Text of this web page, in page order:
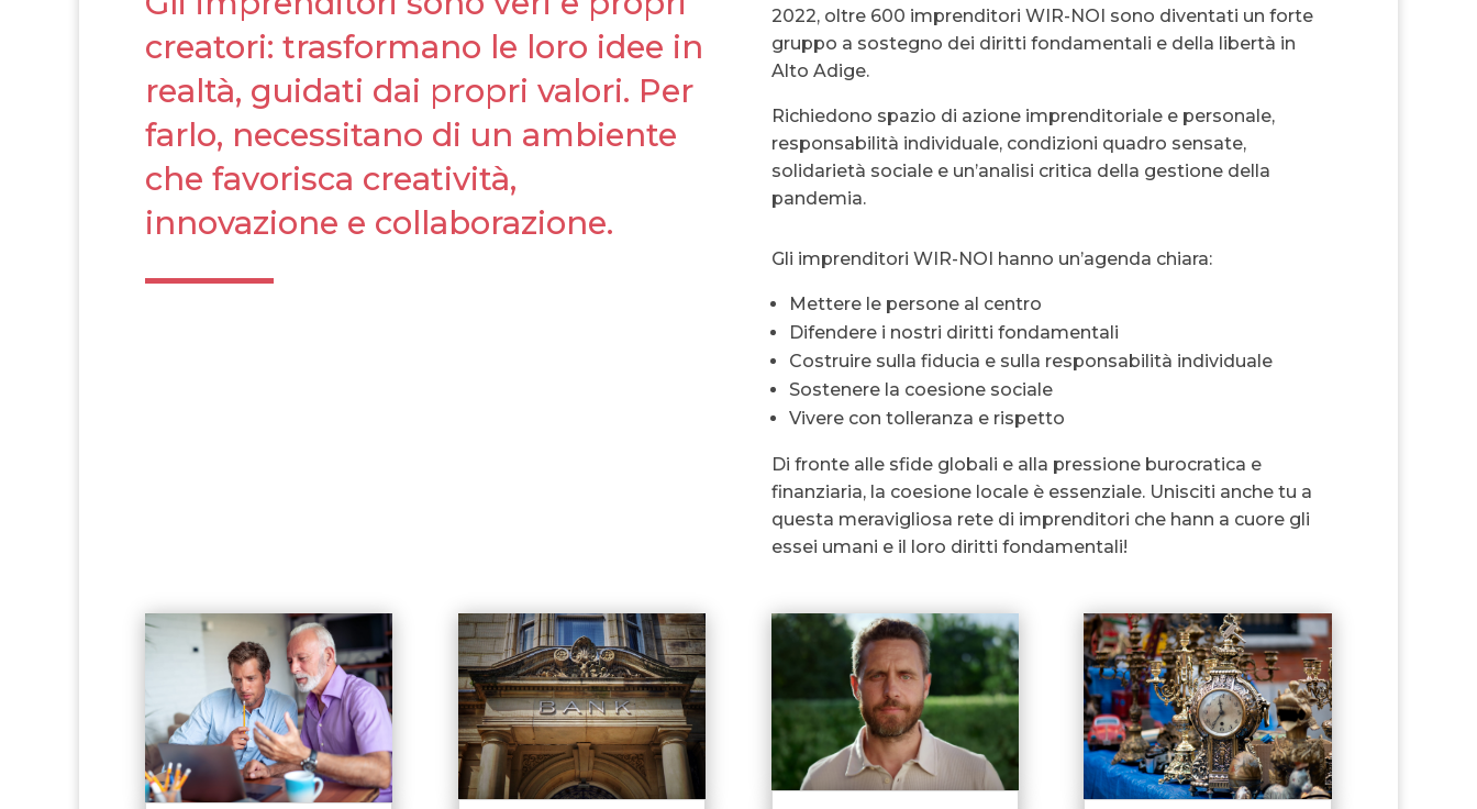
creatori: trasformano le loro idee in
realtà, guidati dai propri valori. Per
farlo, necessitano di un ambiente
che favorisca creatività,
innovazione e collaborazione.
2022, oltre 600 imprenditori WIR-NOI sono diventati un forte
gruppo a sostegno dei diritti fondamentali e della libertà in
Alto Adige.
Richiedono spazio di azione imprenditoriale e personale,
responsabilità individuale, condizioni quadro sensate,
solidarietà sociale e un’analisi critica della gestione della
pandemia.
Gli imprenditori WIR-NOI hanno un’agenda chiara:
Mettere le persone al centro
Difendere i nostri diritti fondamentali
Costruire sulla fiducia e sulla responsabilità individuale
Sostenere la coesione sociale
Vivere con tolleranza e rispetto
Di fronte alle sfide globali e alla pressione burocratica e
finanziaria, la coesione locale è essenziale. Unisciti anche tu a
questa meravigliosa rete di imprenditori che hann a cuore gli
essei umani e il loro diritti fondamentali!